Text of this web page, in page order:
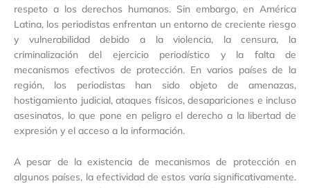
respeto a los derechos humanos. Sin embargo, en América
Latina, los periodistas enfrentan un entorno de creciente riesgo
y vulnerabilidad debido a la violencia, la censura, la
criminalización del ejercicio periodístico y la falta de
mecanismos efectivos de protección. En varios países de la
región, los periodistas han sido objeto de amenazas,
hostigamiento judicial, ataques físicos, desapariciones e incluso
asesinatos, lo que pone en peligro el derecho a la libertad de
expresión y el acceso a la información.
A pesar de la existencia de mecanismos de protección en
algunos países, la efectividad de estos varía significativamente.